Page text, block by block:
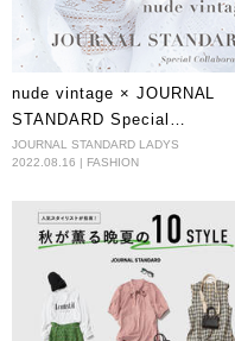
nude vintage × JOURNAL
STANDARD Special
Collaboration
JOURNAL STANDARD LADYS
2022.08.16 | FASHION